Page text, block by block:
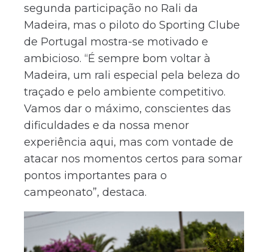
segunda participação no Rali da
Madeira, mas o piloto do Sporting Clube
de Portugal mostra-se motivado e
ambicioso. “É sempre bom voltar à
Madeira, um rali especial pela beleza do
traçado e pelo ambiente competitivo.
Vamos dar o máximo, conscientes das
dificuldades e da nossa menor
experiência aqui, mas com vontade de
atacar nos momentos certos para somar
pontos importantes para o
campeonato”, destaca.